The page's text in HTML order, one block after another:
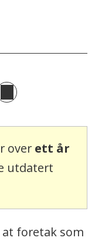
over ett år
utdatert
foretak som